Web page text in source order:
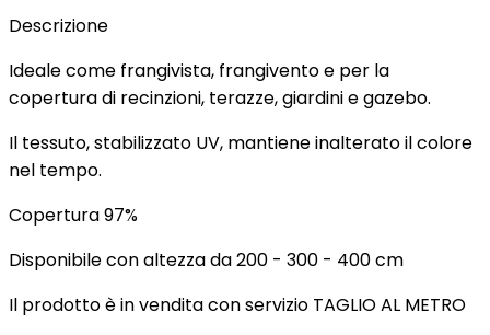
Descrizione
Ideale come frangivista, frangivento e per la
copertura di recinzioni, terazze, giardini e gazebo.
Il tessuto, stabilizzato UV, mantiene inalterato il colore
nel tempo.
Copertura 97%
Disponibile con altezza da 200 - 300 - 400 cm
Il prodotto è in vendita con servizio TAGLIO AL METRO